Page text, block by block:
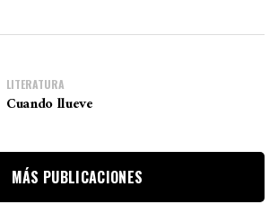
LITERATURA
Cuando llueve
MÁS PUBLICACIONES